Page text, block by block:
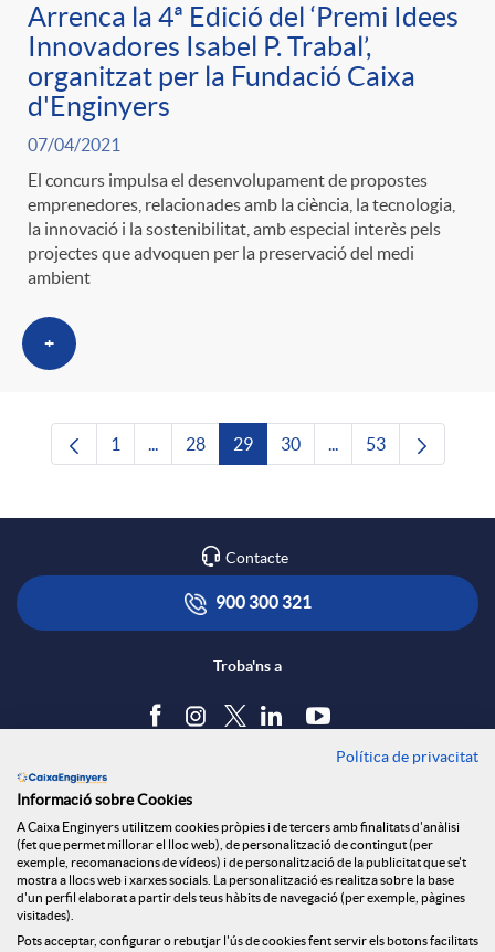
Arrenca la 4ª Edició del ‘Premi Idees
Innovadores Isabel P. Trabal’,
organitzat per la Fundació Caixa
d'Enginyers
07/04/2021
El concurs impulsa el desenvolupament de propostes
emprenedores, relacionades amb la ciència, la tecnologia,
la innovació i la sostenibilitat, amb especial interès pels
projectes que advoquen per la preservació del medi
ambient
+
Pàgina
1 ...Pàgines intermèdies Utilitzeu TAB per
Pàgina
28 Pàgina
29 Pàgina
30 ...Pàgines intermèdies
Pàgina
53
Contacte
900 300 321
Troba'ns a
Política de cookies
Avís legal
Seguretat Online
Canal denúncies
Política de privacitat
Informació sobre Cookies
A Caixa Enginyers utilitzem cookies pròpies i de tercers amb finalitats d'anàlisi
(fet que permet millorar el lloc web), de personalització de contingut (per
exemple, recomanacions de vídeos) i de personalització de la publicitat que se't
mostra a llocs web i xarxes socials. La personalització es realitza sobre la base
d'un perfil elaborat a partir dels teus hàbits de navegació (per exemple, pàgines
visitades).
Pots acceptar, configurar o rebutjar l'ús de cookies fent servir els botons facilitats